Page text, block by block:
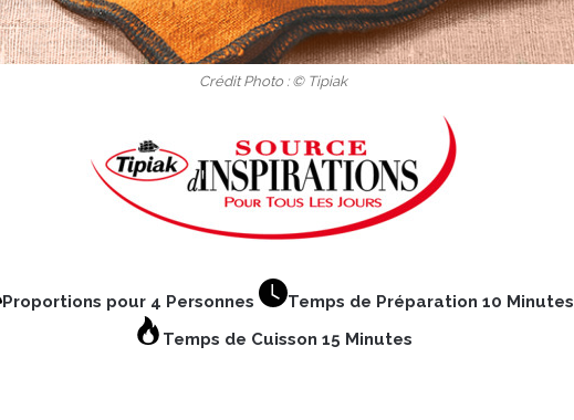
Crédit Photo : © Tipiak
Proportions pour 4 Personnes
Temps de Préparation 10 Minutes
Temps de Cuisson 15 Minutes